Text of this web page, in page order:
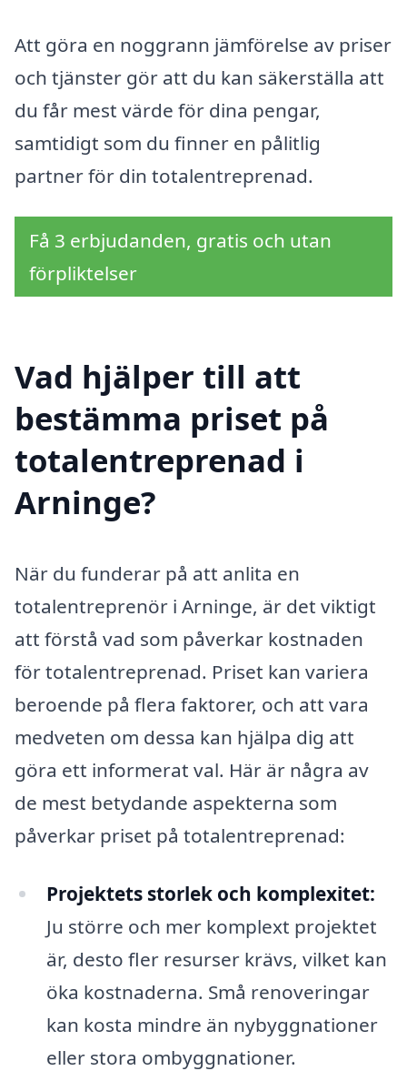
Att göra en noggrann jämförelse av priser
och tjänster gör att du kan säkerställa att
du får mest värde för dina pengar,
samtidigt som du finner en pålitlig
partner för din totalentreprenad.
Få 3 erbjudanden, gratis och utan
förpliktelser
Vad hjälper till att
bestämma priset på
totalentreprenad i
Arninge?
När du funderar på att anlita en
totalentreprenör i Arninge, är det viktigt
att förstå vad som påverkar kostnaden
för totalentreprenad. Priset kan variera
beroende på flera faktorer, och att vara
medveten om dessa kan hjälpa dig att
göra ett informerat val. Här är några av
de mest betydande aspekterna som
påverkar priset på totalentreprenad:
Projektets storlek och komplexitet:
Ju större och mer komplext projektet
är, desto fler resurser krävs, vilket kan
öka kostnaderna. Små renoveringar
kan kosta mindre än nybyggnationer
eller stora ombyggnationer.